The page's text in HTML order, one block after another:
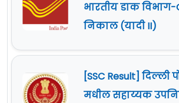
भारतीय डाक विभाग-
निकाल (यादी II)
[SSC Result] दिल्ली
मधील सहाय्यक